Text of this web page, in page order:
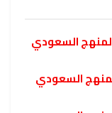
السعودي
السعودي